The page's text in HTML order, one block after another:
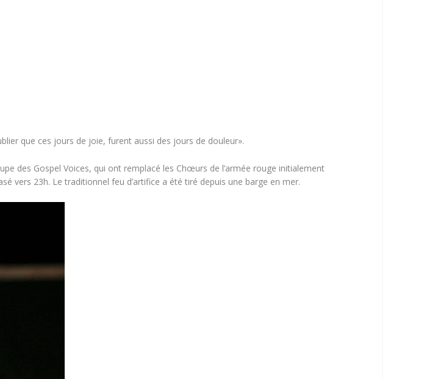
que ces jours de joie, furent aussi des jours de douleur».
des Gospel Voices, qui ont remplacé les Chœurs de l’armée rouge initialement
vers 23h. Le traditionnel feu d’artifice a été tiré depuis une barge en mer.